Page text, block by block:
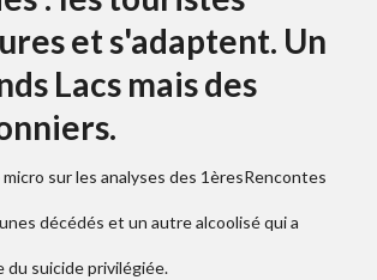
et s'adaptent. Un
Lacs mais des
sur les analyses des 1èresRencontes
décédés et un autre alcoolisé qui a
suicide privilégiée.